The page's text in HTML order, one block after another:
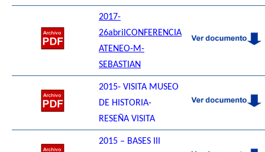
2017-
26abrilCONFERENCIA
ATENEO-M-
SEBASTIAN
2015- VISITA MUSEO
DE HISTORIA-
RESEÑA VISITA
2015 – BASES III